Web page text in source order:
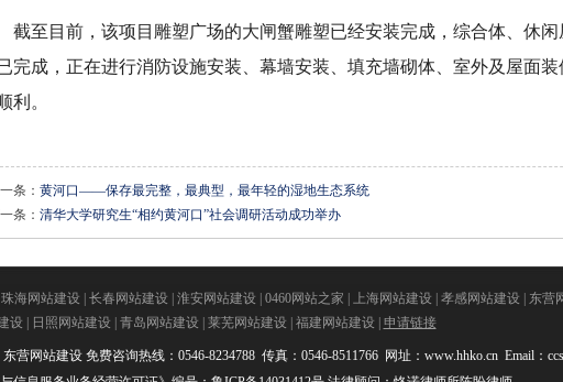
至目前，该项目雕塑广场的大闸蟹雕塑已经安装完成，综合体、休闲
完成，正在进行消防设施安装、幕墙安装、填充墙砌体、室外及屋面
利。
条： 黄河口——保存最完整，最典型，最年轻的湿地生态系统
条： 清华大学研究生“相约黄河口”社会调研活动成功举办
珠海网站建设| 长春网站建设| 淮安网站建设| 0460网站之家 上海网站建设| 孝感网站建设| 东营
设| 日照网站建设| 青岛网站建设| 莱芜网站建设| 福建网站建设| 申请链接
东营网站建设 免费咨询热线：0546-8234788 传真：0546-8511766 网址：www.hhko.cn Email：